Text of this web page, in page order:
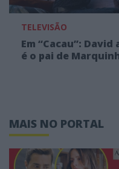
TELEVISÃO
Em “Cacau”:
é o pai de
MAIS NO PORTAL